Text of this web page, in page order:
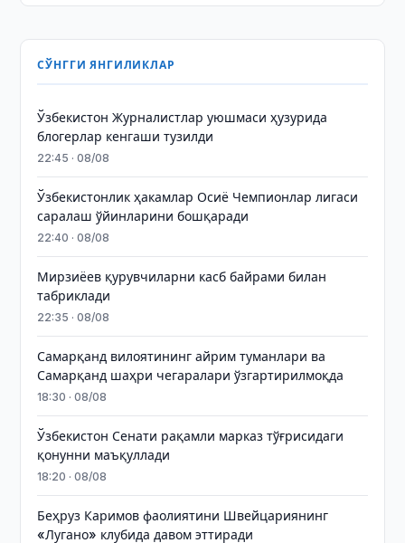
СЎНГГИ ЯНГИЛИКЛАР
Ўзбекистон Журналистлар уюшмаси ҳузурида
блогерлар кенгаши тузилди
22:45 · 08/08
Ўзбекистонлик ҳакамлар Осиё Чемпионлар лигаси
саралаш ўйинларини бошқаради
22:40 · 08/08
Мирзиёев қурувчиларни касб байрами билан
табриклади
22:35 · 08/08
Самарқанд вилоятининг айрим туманлари ва
Самарқанд шаҳри чегаралари ўзгартирилмоқда
18:30 · 08/08
Ўзбекистон Сенати рақамли марказ тўғрисидаги
қонунни маъқуллади
18:20 · 08/08
Беҳруз Каримов фаолиятини Швейцариянинг
«Лугано» клубида давом эттиради